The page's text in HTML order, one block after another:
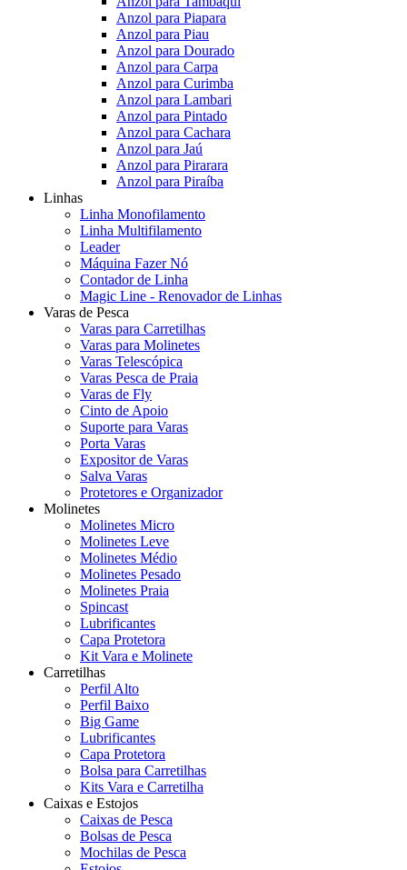
Anzol para Piapara
Anzol para Piau
Anzol para Dourado
Anzol para Carpa
Anzol para Curimba
Anzol para Lambari
Anzol para Pintado
Anzol para Cachara
Anzol para Jaú
Anzol para Pirarara
Anzol para Piraíba
Linhas
Linha Monofilamento
Linha Multifilamento
Leader
Máquina Fazer Nó
Contador de Linha
Magic Line - Renovador de Linhas
Varas de Pesca
Varas para Carretilhas
Varas para Molinetes
Varas Telescópica
Varas Pesca de Praia
Varas de Fly
Cinto de Apoio
Suporte para Varas
Porta Varas
Expositor de Varas
Salva Varas
Protetores e Organizador
Molinetes
Molinetes Micro
Molinetes Leve
Molinetes Médio
Molinetes Pesado
Molinetes Praia
Spincast
Lubrificantes
Capa Protetora
Kit Vara e Molinete
Carretilhas
Perfil Alto
Perfil Baixo
Big Game
Lubrificantes
Capa Protetora
Bolsa para Carretilhas
Kits Vara e Carretilha
Caixas e Estojos
Caixas de Pesca
Bolsas de Pesca
Mochilas de Pesca